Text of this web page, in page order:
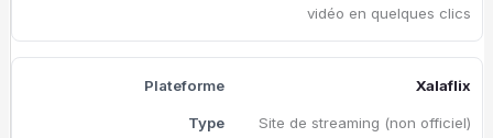
vidéo en quelques clics
Xalaflix
Site de streaming (non officiel)